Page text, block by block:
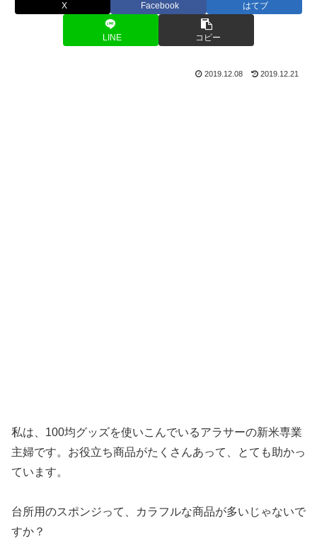
X Facebook はてブ
LINE コピー
2019.12.08 2019.12.21
私は、100均グッズを使いこんでいるアラサーの新米専業
主婦です。お役立ち商品がたくさんあって、とても助かっ
ています。
台所用のスポンジって、カラフルな商品が多いじゃないで
すか？